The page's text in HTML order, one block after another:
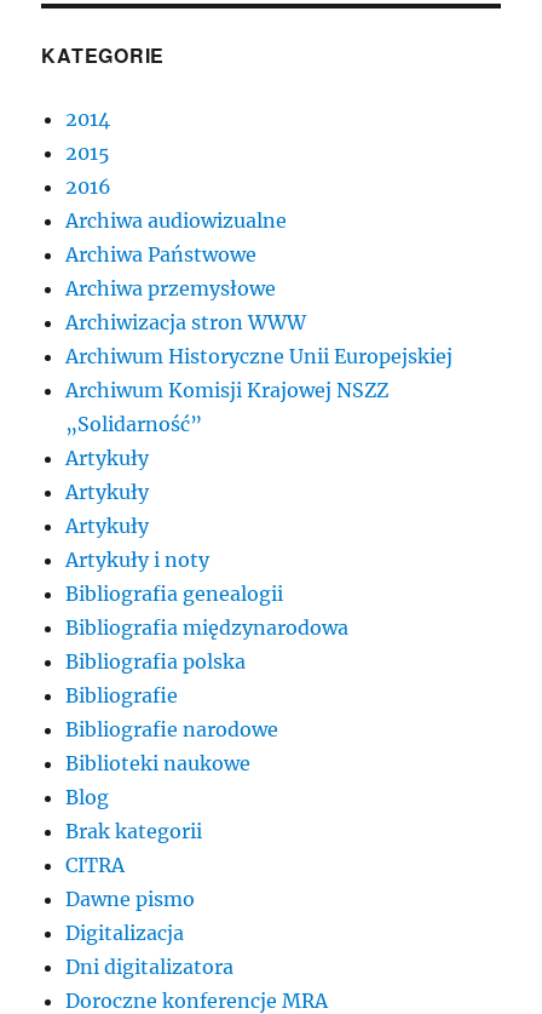
KATEGORIE
2014
2015
2016
Archiwa audiowizualne
Archiwa Państwowe
Archiwa przemysłowe
Archiwizacja stron WWW
Archiwum Historyczne Unii Europejskiej
Archiwum Komisji Krajowej NSZZ
„Solidarność”
Artykuły
Artykuły
Artykuły
Artykuły i noty
Bibliografia genealogii
Bibliografia międzynarodowa
Bibliografia polska
Bibliografie
Bibliografie narodowe
Biblioteki naukowe
Blog
Brak kategorii
CITRA
Dawne pismo
Digitalizacja
Dni digitalizatora
Doroczne konferencje MRA